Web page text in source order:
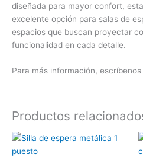
diseñada para mayor confort,
excelente opción para salas de
espacios que buscan proyectar
funcionalidad en cada detalle.
Para más información, escríbenos
Productos